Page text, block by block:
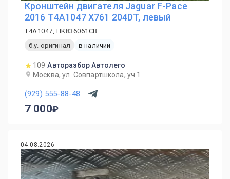
Кронштейн двигателя Jaguar F-Pace
2016 T4A1047 X761 204DT, левый
T4A1047, HK836061CB
б.у. оригинал
в наличии
109 Авторазбор Автолего
Москва, ул. Совпартшкола, уч.1
(929) 555-88-48
7 000
04.08.2026